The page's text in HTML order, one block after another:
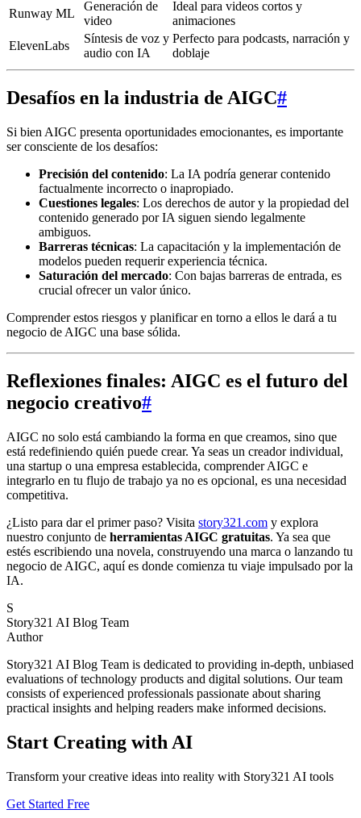
Runway ML
Generación de
video
Ideal para videos cortos y
animaciones
ElevenLabs
Síntesis de voz y
audio con IA
Perfecto para podcasts, narración y
doblaje
Desafíos en la industria de AIGC#
Si bien AIGC presenta oportunidades emocionantes, es importante
ser consciente de los desafíos:
Precisión del contenido: La IA podría generar contenido
factualmente incorrecto o inapropiado.
Cuestiones legales: Los derechos de autor y la propiedad del
contenido generado por IA siguen siendo legalmente
ambiguos.
Barreras técnicas: La capacitación y la implementación de
modelos pueden requerir experiencia técnica.
Saturación del mercado: Con bajas barreras de entrada, es
crucial ofrecer un valor único.
Comprender estos riesgos y planificar en torno a ellos le dará a tu
negocio de AIGC una base sólida.
Reflexiones finales: AIGC es el futuro del
negocio creativo#
AIGC no solo está cambiando la forma en que creamos, sino que
está redefiniendo quién puede crear. Ya seas un creador individual,
una startup o una empresa establecida, comprender AIGC e
integrarlo en tu flujo de trabajo ya no es opcional, es una necesidad
competitiva.
¿Listo para dar el primer paso? Visita story321.com y explora
nuestro conjunto de herramientas AIGC gratuitas. Ya sea que
estés escribiendo una novela, construyendo una marca o lanzando tu
negocio de AIGC, aquí es donde comienza tu viaje impulsado por la
IA.
S
Story321 AI Blog Team
Author
Story321 AI Blog Team is dedicated to providing in-depth, unbiased
evaluations of technology products and digital solutions. Our team
consists of experienced professionals passionate about sharing
practical insights and helping readers make informed decisions.
Start Creating with AI
Transform your creative ideas into reality with Story321 AI tools
Get Started Free